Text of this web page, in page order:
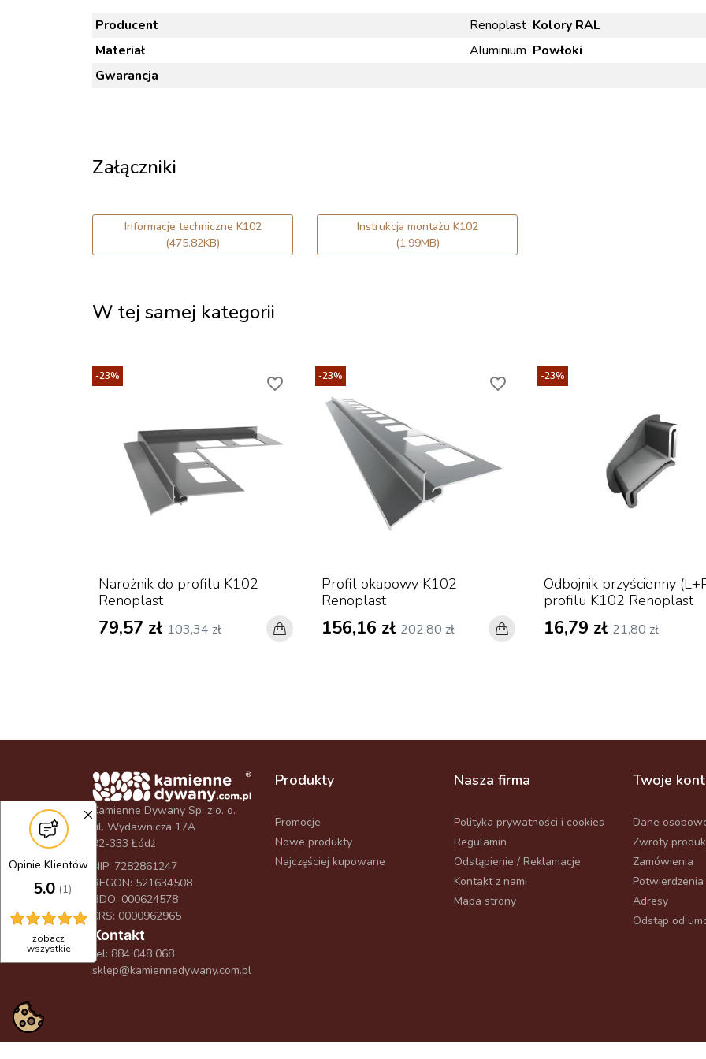
Producent Renoplast Kolory RAL
Materiał
Aluminium Powłoki
Gwarancja
Załączniki
Informacje techniczne K102
(475.82KB)
Instrukcja montażu K102
(1.99MB)
W tej samej kategorii
-23% favorite_border
Narożnik do profilu K102
Renoplast
79,57 zł 103,34 zł
-23% favorite_border
Profil okapowy K102
Renoplast
156,16 zł202,80 zł
-23%
Odbojnik przyścienny
profilu K102 Renoplast
16,79 zł 21,80 zł
Kamienne Dywany Sp. z o. o.
ul. Wydawnicza 17A
92-333 Łódź
NIP: 7282861247
REGON: 521634508
BDO: 000624578
KRS: 0000962965
Kontakt
tel: 884 048 068
sklep@kamiennedywany.com.pl
Produkty
Promocje
Nowe produkty
Najczęściej kupowane
Nasza firma
Polityka prywatności i cookies
Regulamin
Odstąpienie / Reklamacje
Kontakt z nami
Mapa strony
Twoje
Dane
Zwroty
Zamówienia
Adresy
Odstąp od
©2026Kamienne Dywany
Opinie Klientów
5.0 (1)
zobacz
wszystkie